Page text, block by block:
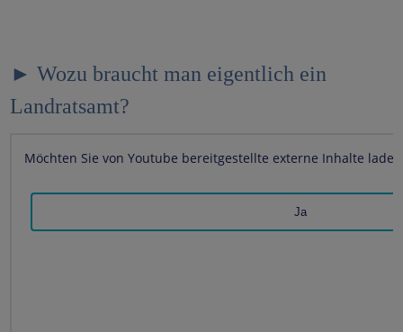
► Wozu braucht man eigentlich ein
Landratsamt?
Möchten Sie vonYoutube bereitgestellte externe Inhalte
Ja